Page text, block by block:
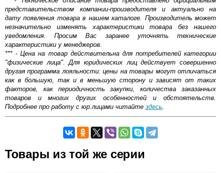
представительством компании-производителя и актуально на
дату появления товара в нашем каталоге. Производитель может
незначительно изменять характеристики товара без нашего
уведомления. Просим Вас заранее уточнять технические
характеристики у менеджеров.
*** - Цена на товар действительна для потребителей категории
"физические лица". Для юридических лиц действует совершенно
другая программа лояльности: цены на товары могут отличаться
как в большую, так и в меньшую сторону и зависят от таких
факторов, как периодичность закупки, количества заказанных
товаров и многих других особенностей и обстоятельств.
Подробнее про работу с юр.лицами читайте здесь.
Оставьте отзыв
Товары из той же серии